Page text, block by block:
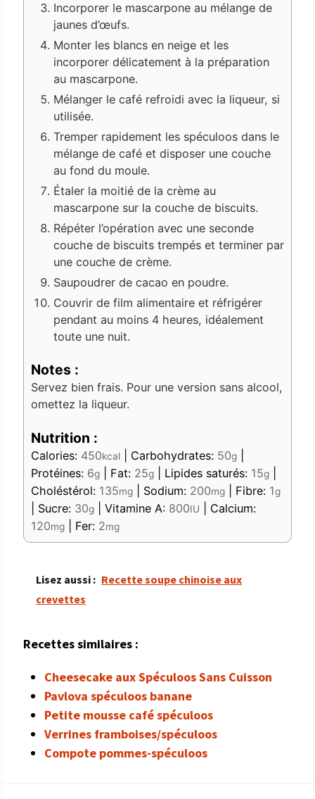
Incorporer le mascarpone au mélange de
jaunes d’œufs.
Monter les blancs en neige et les
incorporer délicatement à la préparation
au mascarpone.
Mélanger le café refroidi avec la liqueur, si
utilisée.
Tremper rapidement les spéculoos dans le
mélange de café et disposer une couche
au fond du moule.
Étaler la moitié de la crème au
mascarpone sur la couche de biscuits.
Répéter l’opération avec une seconde
couche de biscuits trempés et terminer par
une couche de crème.
Saupoudrer de cacao en poudre.
Couvrir de film alimentaire et réfrigérer
pendant au moins 4 heures, idéalement
toute une nuit.
Notes :
Servez bien frais. Pour une version sans alcool,
omettez la liqueur.
Nutrition :
Calories: 450kcal Carbohydrates: 50g
Protéines: 6g Fat: 25g Lipides saturés: 15g
Choléstérol: 135mg Sodium: 200mg Fibre: 1g
Sucre: 30g Vitamine A: 800IU
Calcium:
120mg Fer: 2mg
Lisez aussi : Recette soupe chinoise aux
crevettes
Recettes similaires :
Cheesecake aux Spéculoos Sans Cuisson
Pavlova spéculoos banane
Petite mousse café spéculoos
Verrines framboises/spéculoos
Compote pommes-spéculoos